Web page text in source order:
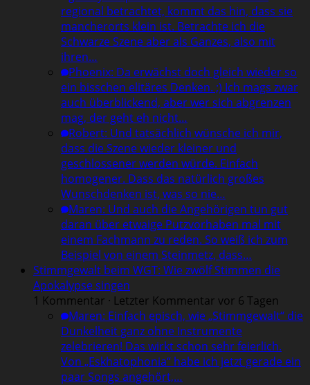
regional betrachtet, kommt das hin, dass sie
mancherorts klein ist. Betrachte ich die
Schwarze Szene aber als Ganzes, also mit
ihren…
Phoenix: Da erwächst doch gleich wieder so
ein bisschen elitäres Denken. ;) Ich mags zwar
auch überblickend, aber wer sich abgrenzen
mag, der geht eh nicht…
Robert: Und tatsächlich wünsche ich mir,
dass die Szene wieder kleiner und
geschlossener werden würde. Einfach
homogener. Dass das natürlich großes
Wunschdenken ist, was so nie…
Maren: Und auch die Angehörigen tun gut
daran über etwaige Putzvorhaben mal mit
einem Fachmann zu reden. So weiß ich zum
Beispiel von einem Steinmetz, dass…
Stimmgewalt beim WGT: Wie zwölf Stimmen die
Apokalypse singen
1 Kommentar · Letzter Kommentar vor 6 Tagen
Maren: Einfach episch, wie „Stimmgewalt“ die
Dunkelheit ganz ohne Instrumente
zelebrieren! Das wirkt schon sehr feierlich.
Von „Eskhatophonia“ habe ich jetzt gerade ein
paar Songs angehört,…